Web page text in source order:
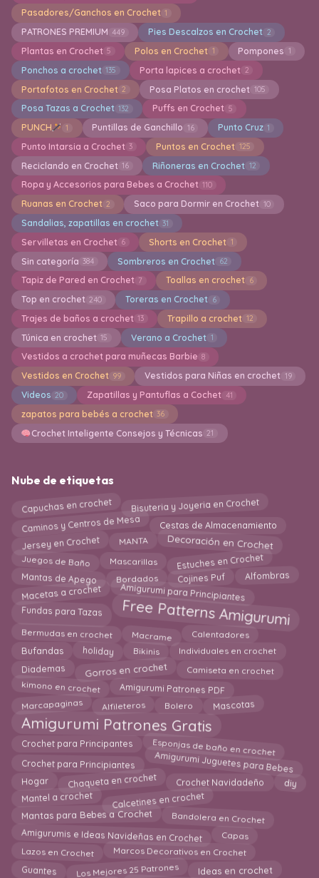
Pasadores/Ganchos en Crochet 1
PATRONES PREMIUM 449 Pies Descalzos en Crochet 2
Plantas en Crochet 5 Polos en Crochet 1 Pompones 1
Ponchos a crochet 135 Porta lapices a crochet 2
Portafotos en Crochet 2 Posa Platos en crochet 105
Posa Tazas a Crochet 132 Puffs en Crochet 5
PUNCH 1 Puntillas de Ganchillo 16 Punto Cruz 1
Punto Intarsia a Crochet 3 Puntos en Crochet 125
Reciclando en Crochet 16 Riñoneras en Crochet 12
Ropa y Accesorios para Bebes a Crochet 110
Ruanas en Crochet 2 Saco para Dormir en Crochet 10
Sandalias, zapatillas en crochet 31
Servilletas en Crochet 6 Shorts en Crochet 1
Sin categoría 384 Sombreros en Crochet 62
Tapiz de Pared en Crochet 7 Toallas en crochet 6
Top en crochet 240 Toreras en Crochet 6
Trajes de baños a crochet 13 Trapillo a crochet 12
Túnica en crochet 15 Verano a Crochet 1
Vestidos a crochet para muñecas Barbie 8
Vestidos en Crochet 99 Vestidos para Niñas en crochet 19
Videos 20 Zapatillas y Pantuflas a Cochet 41
zapatos para bebés a crochet 36
Crochet Inteligente Consejos y Técnicas 21
Nube de etiquetas
Capuchas en crochet Bisuteria y Joyeria en Crochet
Caminos y Centros de Mesa Cestas de Almacenamiento
Jersey en Crochet MANTA Decoración en Crochet
Juegos de Baño Mascarillas Estuches en Crochet
Mantas de Apego Bordados Cojines Puf Alfombras
Macetas a crochet Amigurumi para Principiantes
Fundas para Tazas Free Patterns Amigurumi
Bermudas en crochet Macrame Calentadores
Bufandas holiday Bikinis Individuales en crochet
Diademas Gorros en crochet Camiseta en crochet
kimono en crochet Amigurumi Patrones PDF
Marcapaginas Alfileteros Bolero Mascotas
Amigurumi Patrones Gratis
Crochet para Principantes Esponjas de baño en crochet
Crochet para Principiantes Amigurumi Juguetes para Bebes
Hogar Chaqueta en crochet Crochet Navidadeño diy
Mantel a crochet Calcetines en crochet
Mantas para Bebes a Crochet Bandolera en Crochet
Amigurumis e Ideas Navideñas en Crochet Capas
Lazos en Crochet Marcos Decorativos en Crochet
Guantes Los Mejores 25 Patrones Ideas en crochet